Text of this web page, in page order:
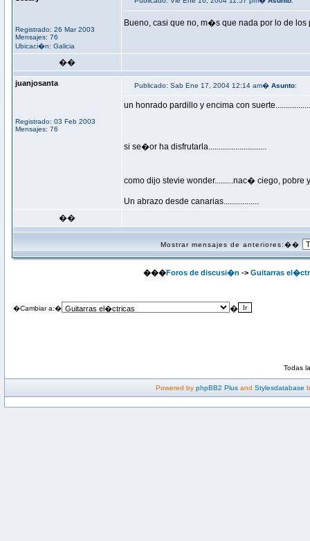
Registrado: 26 Mar 2003
Mensajes: 76
Ubicaci�n: Galicia
Bueno, casi que no, m�s que nada por lo de los
��
juanjosanta
Registrado: 03 Feb 2003
Mensajes: 76
Publicado: Sab Ene 17, 2004 12:14 am� Asunto:
un honrado pardillo y encima con
si se�or ha disfrutarla............................
como dijo stevie wonder.........nac� ciego, pobre
Un abrazo desde canarias.................
��
Mostrar mensajes de anteriores:��
���Foros de discusi�n -> Guitarras
�Cambiar a:� �
Todas
Powered by phpBB2 Plus and Stylesdatabase